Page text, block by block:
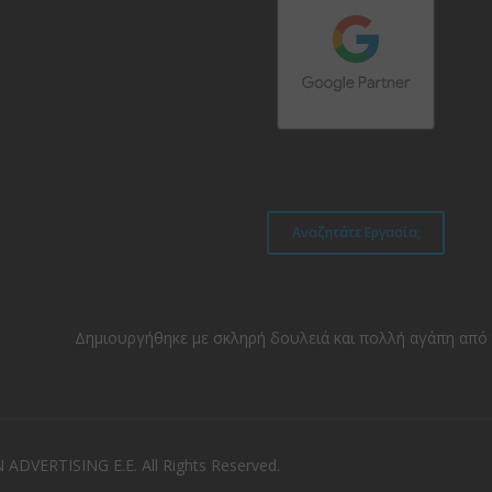
Αναζητάτε Εργασία;
Δημιουργήθηκε με σκληρή δουλειά και πολλή αγάπη
E.E. All Rights Reserved.